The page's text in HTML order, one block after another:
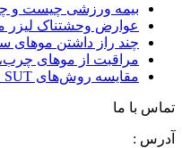
بیمه ورزشی چیست و
عوارض وحشتناک لیزر
چند راز داشتن
مراقبت از موهای
مقایسه روش‌های FUE، FUT، SUT و Micro FIT در کاشت مو
تماس با ما
آدرس :